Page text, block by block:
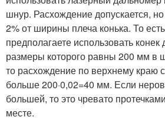
шнур. Расхождение допускается,
2% от ширины плеча конька. То
предполагаете использовать
размеры которого равны 200 мм в
то расхождение по верхнему краю
больше 200·0,02=40 мм. Если
большей, то это чревато
месте.